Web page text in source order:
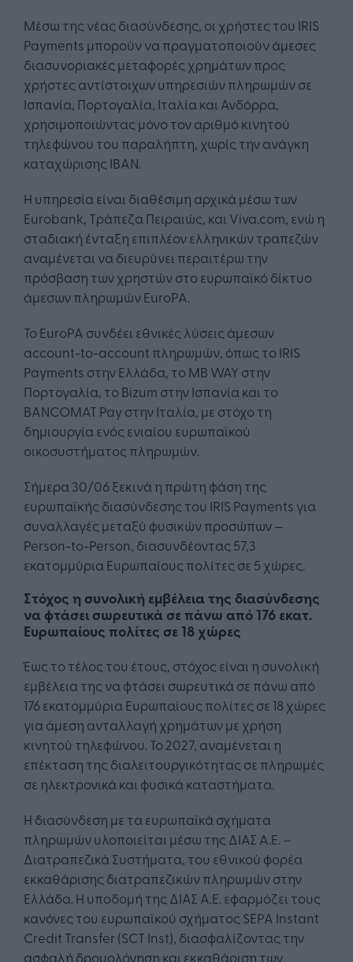
Μέσω της νέας διασύνδεσης, οι χρήστες του IRIS
Payments μπορούν να πραγματοποιούν άμεσες
διασυνοριακές μεταφορές χρημάτων προς
χρήστες αντίστοιχων υπηρεσιών πληρωμών σε
Ισπανία, Πορτογαλία, Ιταλία και Ανδόρρα,
χρησιμοποιώντας μόνο τον αριθμό κινητού
τηλεφώνου του παραλήπτη, χωρίς την ανάγκη
καταχώρισης IBAN.
Η υπηρεσία είναι διαθέσιμη αρχικά μέσω των
Eurobank, Τράπεζα Πειραιώς, και Viva.com, ενώ η
σταδιακή ένταξη επιπλέον ελληνικών τραπεζών
αναμένεται να διευρύνει περαιτέρω την
πρόσβαση των χρηστών στο ευρωπαϊκό δίκτυο
άμεσων πληρωμών EuroPA.
Το EuroPA συνδέει εθνικές λύσεις άμεσων
account-to-account πληρωμών, όπως το IRIS
Payments στην Ελλάδα, το MB WAY στην
Πορτογαλία, το Bizum στην Ισπανία και το
BANCOMAT Pay στην Ιταλία, με στόχο τη
δημιουργία ενός ενιαίου ευρωπαϊκού
οικοσυστήματος πληρωμών.
Σήμερα 30/06 ξεκινά η πρώτη φάση της
ευρωπαϊκής διασύνδεσης του IRIS Payments για
συναλλαγές μεταξύ φυσικών προσώπων —
Person-to-Person, διασυνδέοντας 57,3
εκατομμύρια Ευρωπαίους πολίτες σε 5 χώρες.
Στόχος η συνολική εμβέλεια της διασύνδεσης
να φτάσει σωρευτικά σε πάνω από 176 εκατ.
Ευρωπαίους πολίτες σε 18 χώρες
Έως το τέλος του έτους, στόχος είναι η συνολική
εμβέλεια της να φτάσει σωρευτικά σε πάνω από
176 εκατομμύρια Ευρωπαίους πολίτες σε 18 χώρες
για άμεση ανταλλαγή χρημάτων με χρήση
κινητού τηλεφώνου. Το 2027, αναμένεται η
επέκταση της διαλειτουργικότητας σε πληρωμές
σε ηλεκτρονικά και φυσικά καταστήματα.
Η διασύνδεση με τα ευρωπαϊκά σχήματα
πληρωμών υλοποιείται μέσω της ΔΙΑΣ Α.Ε. –
Διατραπεζικά Συστήματα, του εθνικού φορέα
εκκαθάρισης διατραπεζικών πληρωμών στην
Ελλάδα. Η υποδομή της ΔΙΑΣ Α.Ε. εφαρμόζει τους
κανόνες του ευρωπαϊκού σχήματος SEPA Instant
Credit Transfer (SCT Inst), διασφαλίζοντας την
ασφαλή δρομολόγηση και εκκαθάριση των